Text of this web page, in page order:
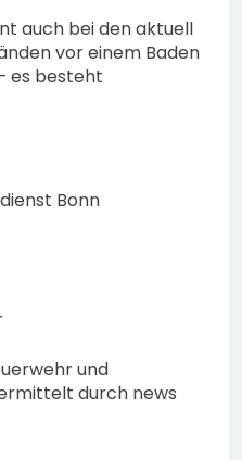
auch bei den aktuell
vor einem Baden
es besteht
Bonn
und
durch news